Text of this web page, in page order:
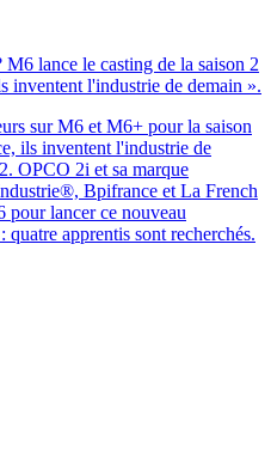
lance le casting de la saison 2
inventent l'industrie de demain ».
sur M6 et M6+ pour la saison
ils inventent l'industrie de
OPCO 2i et sa marque
Bpifrance et La French
pour lancer ce nouveau
apprentis sont recherchés.